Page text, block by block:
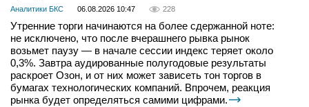
Аналитики БКС 06.08.2026 10:47 228
Утренние торги начинаются на более сдержанной ноте:
не исключено, что после вчерашнего рывка рынок
возьмет паузу — в начале сессии индекс теряет около
0,3%. Завтра аудированные полугодовые результаты
раскроет Озон, и от них может зависеть тон торгов в
бумагах технологических компаний. Впрочем, реакция
рынка будет определяться самими цифрами.